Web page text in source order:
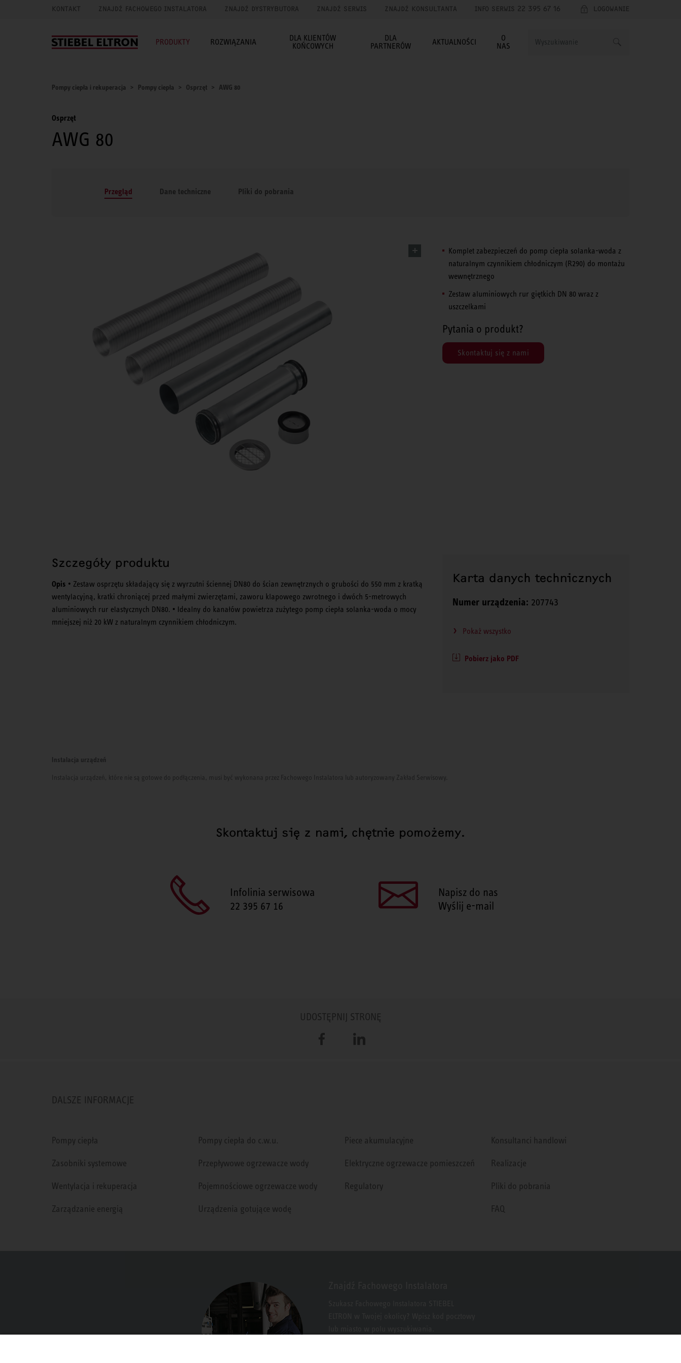
KONTAKT ZNAJDŹ FACHOWEGO INSTALATORA ZNAJDŹ DYSTRYBUTORA ZNAJDŹ SERWIS ZNAJDŹ KONSULTANTA INFO SERWIS 22 395 67 16 LOGOWANIE
PRODUKTY ROZWIĄZANIA
DLA KLIENTÓW
KOŃCOWYCH
DLA
PARTNERÓW
AKTUALNOŚCI
O
NAS
Pompy ciepła i rekuperacja Pompy ciepła Osprzęt AWG 80
Osprzęt
AWG 80
Przegląd Dane techniczne Pliki do pobrania
Komplet zabezpieczeń do pomp ciepła solanka-woda z
naturalnym czynnikiem chłodniczym (R290) do montażu
wewnętrznego
Zestaw aluminiowych rur giętkich DN 80 wraz z
uszczelkami
Pytania o produkt?
Skontaktuj się z nami
Szczegóły produktu
Opis • Zestaw osprzętu składający się z wyrzutni ściennej DN80 do ścian zewnętrznych o grubości do 550 mm z kratką
wentylacyjną, kratki chroniącej przed małymi zwierzętami, zaworu klapowego zwrotnego i dwóch 5-metrowych
aluminiowych rur elastycznych DN80. • Idealny do kanałów powietrza zużytego pomp ciepła solanka-woda o mocy
mniejszej niż 20 kW z naturalnym czynnikiem chłodniczym.
Karta danych technicznych
Numer urządzenia: 207743
Pokaż wszystko
Pobierz jako PDF
Instalacja urządzeń
Instalacja urządzeń, które nie są gotowe do podłączenia, musi być wykonana przez Fachowego Instalatora lub autoryzowany Zakład Serwisowy.
Skontaktuj się z nami, chętnie pomożemy.
Infolinia serwisowa
22 395 67 16
Napisz do nas
Wyślij e-mail
UDOSTĘPNIJ STRONĘ
Facebook LinkedIn
DALSZE INFORMACJE
Pompy ciepła
Zasobniki systemowe
Wentylacja i rekuperacja
Zarządzanie energią
Pompy ciepła do c.w.u.
Przepływowe ogrzewacze wody
Pojemnościowe ogrzewacze wody
Urządzenia gotujące wodę
Piece akumulacyjne
Elektryczne ogrzewacze pomieszczeń
Regulatory
Konsultanci handlowi
Realizacje
Pliki do pobrania
FAQ